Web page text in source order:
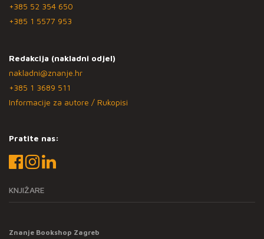
+385 52 354 650
+385 1 5577 953
Redakcija (nakladni odjel)
nakladni@znanje.hr
+385 1 3689 511
Informacije za autore / Rukopisi
Pratite nas:
KNJIŽARE
Znanje Bookshop Zagreb